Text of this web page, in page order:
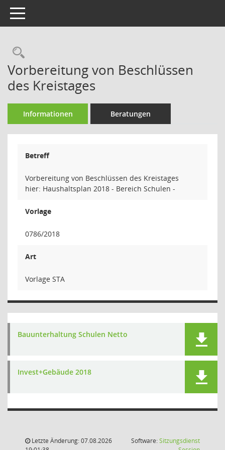
Toggle navigation
Rechercheauswahl
Vorbereitung von Beschlüssen
des Kreistages
Informationen Beratungen
Betreff
Vorbereitung von Beschlüssen des Kreistages
hier: Haushaltsplan 2018 - Bereich Schulen -
Vorlage
0786/2018
Art
Vorlage STA
Bauunterhaltung Schulen Netto
Invest+Gebäude 2018
Letzte Änderung: 07.08.2026
Software:Sitzungsdienst